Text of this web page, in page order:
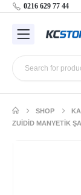
0216 629 77 44
SHOP
ZUIDID MANYETIK